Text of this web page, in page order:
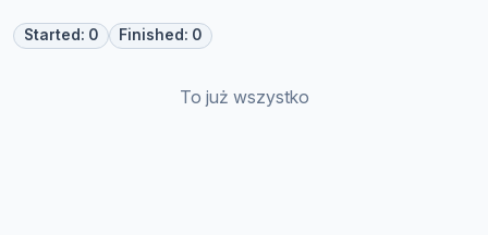
Started: 0 Finished: 0
To już wszystko